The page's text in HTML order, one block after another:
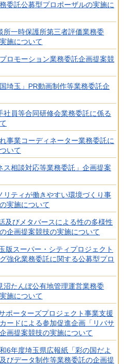
委託公募型プロポーザルの実施に
所一時保護所第三者評価業務委
施について
ロモーション業務委託企画提案競
埼玉」PR動画制作等業務委託企
員等合同研修会業務委託に係る
事業コーディネーター業務委託に
いて
ス相談対応等業務委託」企画提案
リティが働きやすい環境づくり事
実施について
及びメタバースによる性の多様性
企画提案競技の実施について
版スーパー・シティプロジェクト
強化業務委託に関する公募型プロ
沼たんぼ公有地管理運営業務委
施について
ポーターズプロジェクト事業支援
ードによる参加促進企画「リバサ
画提案競技の実施について
6年度埼玉県広報紙「彩の国だよ
びデータ制作等業務委託の企画提